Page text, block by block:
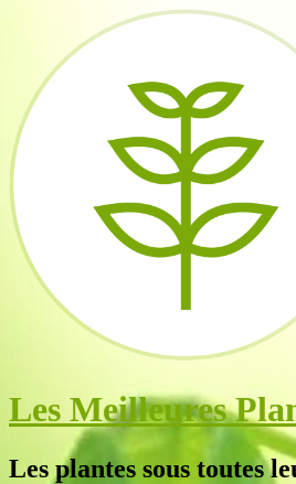
Les Meilleures
Les plantes sous toutes